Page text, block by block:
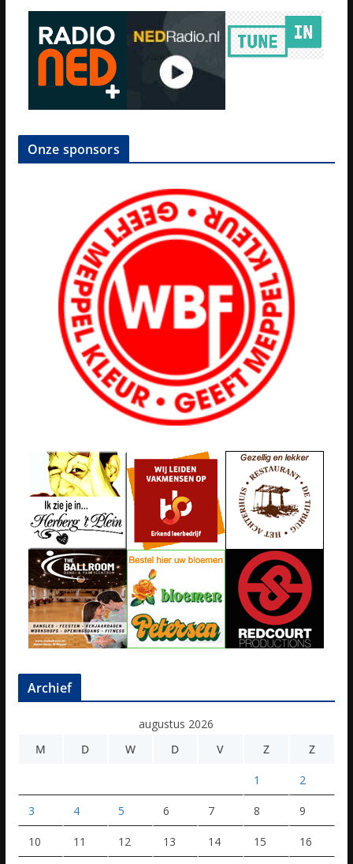
Onze sponsors
Archief
augustus 2026
M
D W D V Z Z
1 2
3 4 5 6 7 8 9
10 11 12 13 14 15 16